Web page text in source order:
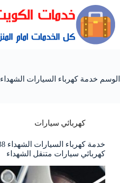
الوسم خدمة كهرباء السيارات الشهداء
كهربائي سيارات
كهربائي سيارات متنقل الشهداء